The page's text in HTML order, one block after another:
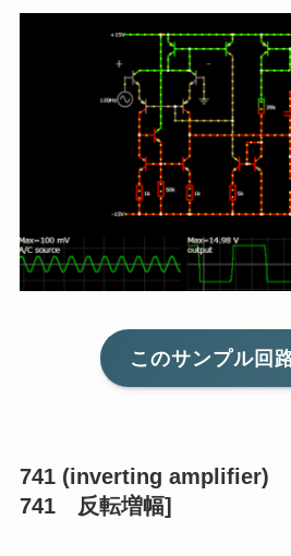
このサンプル回
741 (inverting amplifier)
741 反転増幅]